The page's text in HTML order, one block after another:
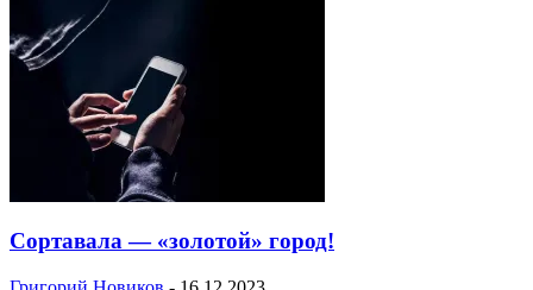
Сортавала — «золотой» город!